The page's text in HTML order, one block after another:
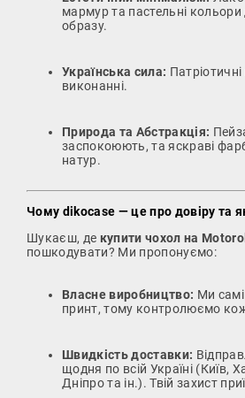
мармур та пастельні
образу.
Українська сила:
виконанні.
Природа та Абстракція:
заспокоюють, та яскраві
натур.
Чому dikocase — це про довіру та
Шукаєш, де купити чохол на
пошкодувати? Ми пропонуємо:
Власне виробництво: Ми
принт, тому контролюємо
Швидкість доставки:
щодня по всій Україні (Київ,
Дніпро та ін.). Твій захист